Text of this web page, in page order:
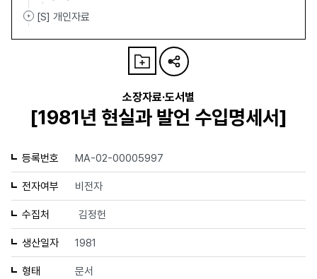
[S] 개인자료
소장자료·도서별
[1981년 현실과 발언 수입명세서]
등록번호 MA-02-00005997
전자여부 비전자
수집처 김정헌
생산일자 1981
형태 문서